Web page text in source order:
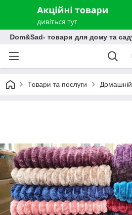
Dom&Sad- товари для дому та
Товари та послуги Домашній